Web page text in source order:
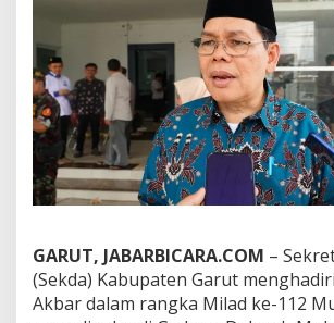
a
s
i
K
i
p
r
a
h
d
S
i
n
GARUT, JABARBICARA.COM –
(Sekda) Kabupaten Garut
Akbar dalam rangka Milad ke-112